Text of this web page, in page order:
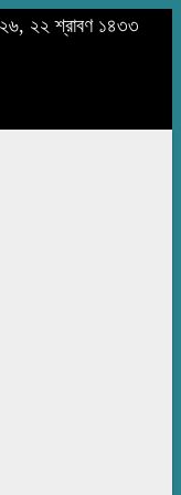
২২ শ্রাবণ ১৪৩৩